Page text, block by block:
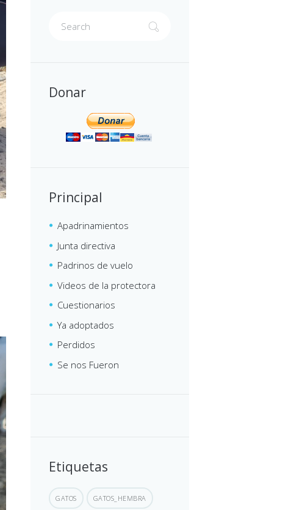
Donar
Principal
Apadrinamientos
Junta directiva
Padrinos de vuelo
Videos de la protectora
Cuestionarios
Ya adoptados
Perdidos
Se nos Fueron
Etiquetas
GATOS GATOS_HEMBRA